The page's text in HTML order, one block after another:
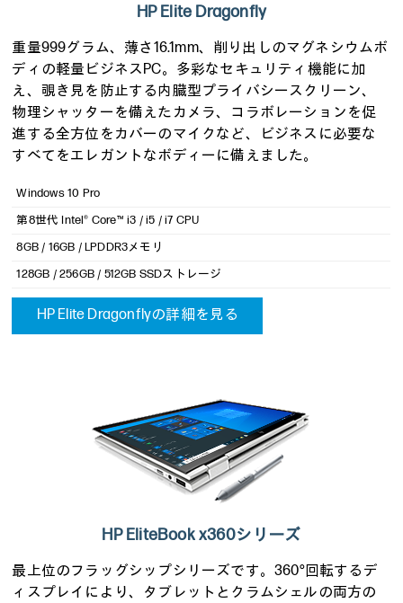
HP Elite Dragonfly
重量999グラム、薄さ16.1mm、削り出しのマグネシウムボ
ディの軽量ビジネスPC。多彩なセキュリティ機能に加
え、覗き見を防止する内臓型プライバシースクリーン、
物理シャッターを備えたカメラ、コラボレーションを促
進する全方位をカバーのマイクなど、ビジネスに必要な
すべてをエレガントなボディーに備えました。
Windows 10 Pro
第8世代 Intel® Core™ i3 / i5 / i7 CPU
8GB / 16GB / LPDDR3メモリ
128GB / 256GB / 512GB SSDストレージ
HP Elite Dragonflyの詳細を見る
HP EliteBook x360シリーズ
最上位のフラッグシップシリーズです。360°回転するデ
ィスプレイにより、タブレットとクラムシェルの両方の